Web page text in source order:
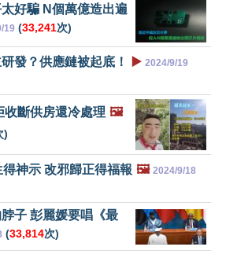
太好騙 N個萬億造出遍
19 (33,241次)
發？供應鏈被起底！ ▶️ 2024/9/19
收斷供房還冷處理 🖼️
)
神示 改邪歸正得福報 🖼️ 2024/9/18
子 彭麗媛要唱《最
(33,814次)